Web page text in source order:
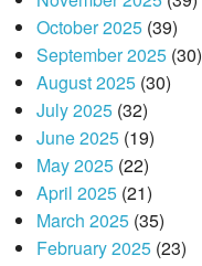
October 2025(39)
September 2025(30)
August 2025(30)
July 2025(32)
June 2025(19)
May 2025(22)
April 2025(21)
March 2025(35)
February 2025(23)